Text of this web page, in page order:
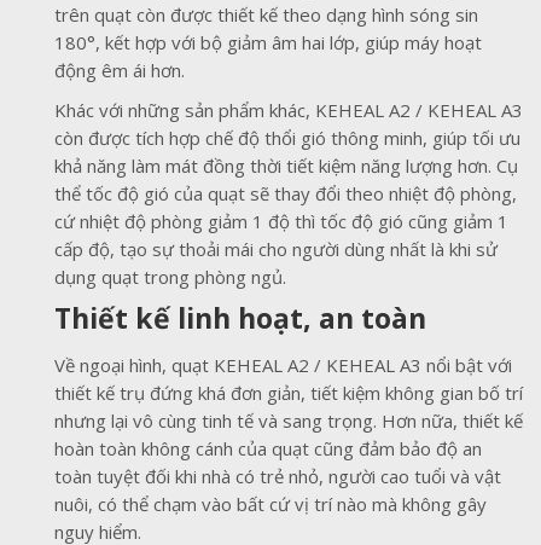
trên quạt còn được thiết kế theo dạng hình sóng sin
180°, kết hợp với bộ giảm âm hai lớp, giúp máy hoạt
động êm ái hơn.
Khác với những sản phẩm khác, KEHEAL A2 / KEHEAL A3
còn được tích hợp chế độ thổi gió thông minh, giúp tối ưu
khả năng làm mát đồng thời tiết kiệm năng lượng hơn. Cụ
thể tốc độ gió của quạt sẽ thay đổi theo nhiệt độ phòng,
cứ nhiệt độ phòng giảm 1 độ thì tốc độ gió cũng giảm 1
cấp độ, tạo sự thoải mái cho người dùng nhất là khi sử
dụng quạt trong phòng ngủ.
Thiết kế linh hoạt, an toàn
Về ngoại hình, quạt KEHEAL A2 / KEHEAL A3 nổi bật với
thiết kế trụ đứng khá đơn giản, tiết kiệm không gian bố trí
nhưng lại vô cùng tinh tế và sang trọng. Hơn nữa, thiết kế
hoàn toàn không cánh của quạt cũng đảm bảo độ an
toàn tuyệt đối khi nhà có trẻ nhỏ, người cao tuổi và vật
nuôi, có thể chạm vào bất cứ vị trí nào mà không gây
nguy hiểm.